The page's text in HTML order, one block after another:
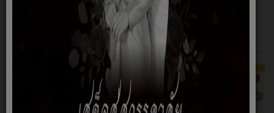
ช่องทางแจ้งทุจริตภาครัฐ